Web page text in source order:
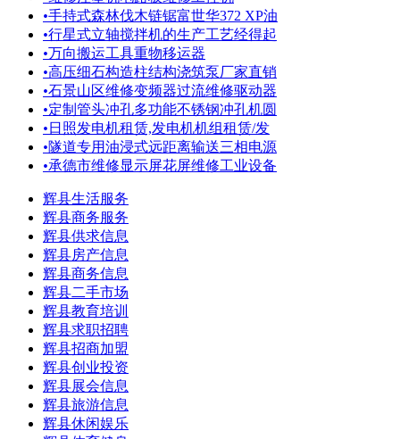
•手持式森林伐木链锯富世华372 XP油
•行星式立轴搅拌机的生产工艺经得起
•万向搬运工具重物移运器
•高压细石构造柱结构浇筑泵厂家直销
•石景山区维修变频器过流维修驱动器
•定制管头冲孔多功能不锈钢冲孔机圆
• 日照发电机租赁,发电机机组租赁/发
•隧道专用油浸式远距离输送三相电源
•承德市维修显示屏花屏维修工业设备
辉县生活服务
辉县商务服务
辉县供求信息
辉县房产信息
辉县商务信息
辉县二手市场
辉县教育培训
辉县求职招聘
辉县招商加盟
辉县创业投资
辉县展会信息
辉县旅游信息
辉县休闲娱乐